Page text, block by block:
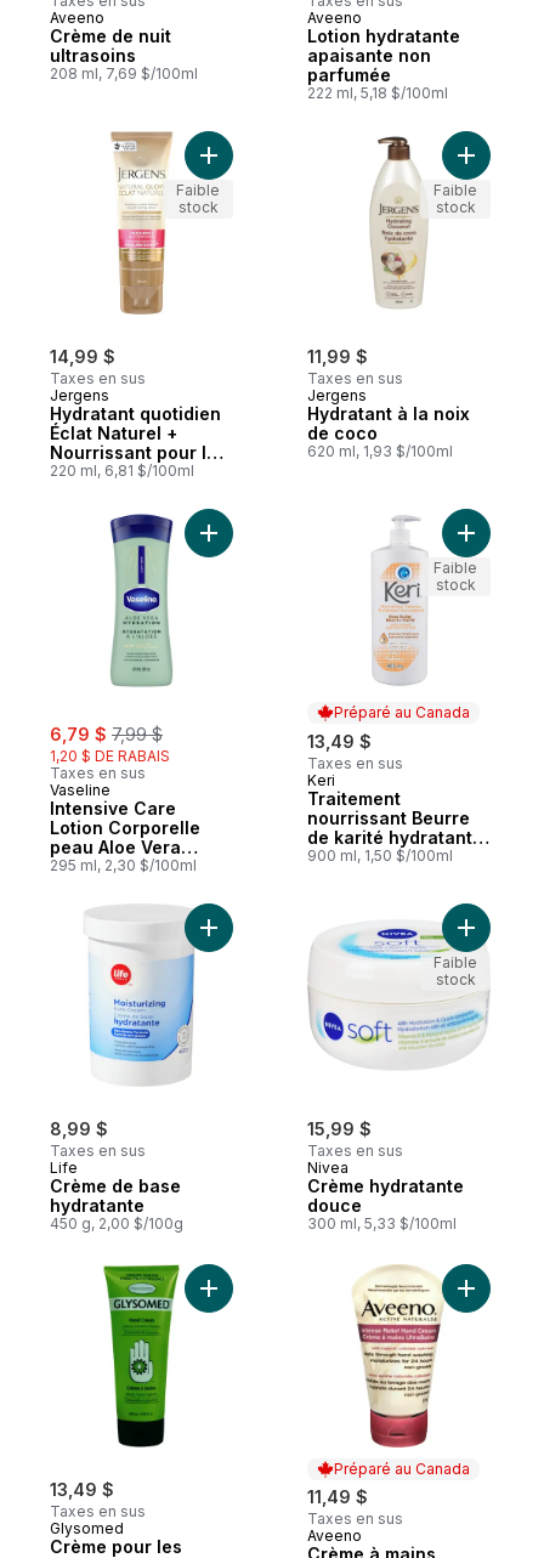
Préparé au Canada
Aveeno
Crème de nuit
ultrasoins
208 ml, 7,69 $/100ml
Préparé au Canada
Aveeno
Lotion hydratante
apaisante non
parfumée
222 ml, 5,18 $/100ml
14,99 $
Taxes en sus
Jergens
Hydratant quotidien
Éclat Naturel +
Nourrissant pour la
peau sèche, tons
220 ml, 6,81 $/100ml
Ajouter Hydratant quotidien Éclat
Faible
stock
11,99 $
Taxes en sus
Jergens
Hydratant à la noix
de coco
620 ml, 1,93 $/100ml
Ajouter
Faible
stock
sale:
6,79 $ , formerly:
7,99 $
1,20 $ DE RABAIS
Taxes en sus
Vaseline
Intensive Care
Lotion Corporelle
peau Aloe Vera
Hydration
295 ml, 2,30 $/100ml
Ajouter Intensive Care Lotion Corporelle
Préparé au Canada
13,49 $
Taxes en sus
Préparé au Canada
Keri
Traitement
nourrissant Beurre
de karité hydratants
essentiels
900 ml, 1,50 $/100ml
Ajouter
Faible
stock
8,99 $
Taxes en sus
Life
Crème de base
hydratante
450 g, 2,00 $/100g
Ajouter Crème de base hydratante au
15,99 $
Taxes en sus
Nivea
Crème hydratante
douce
300 ml, 5,33 $/100ml
Ajouter
Faible
stock
13,49 $
Taxes en sus
Glysomed
Crème pour les
Ajouter Crème pour les mains au panier
Préparé au Canada
11,49 $
Taxes en sus
Préparé au Canada
Aveeno
Ajouter